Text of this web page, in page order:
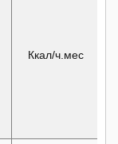
Ккал/ч.мес